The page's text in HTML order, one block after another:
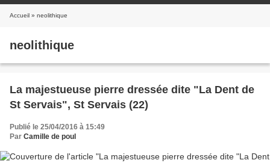
Accueil » neolithique
neolithique
La majestueuse pierre dressée dite "La Dent de
St Servais", St Servais (22)
Publié le 25/04/2016 à 15:49
Par Camille de poul